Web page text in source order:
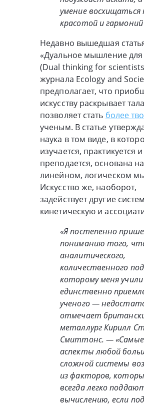
умение восхищаться
красотой и
Недавно вышедшая
«Дуальное мышление для
(Dual thinking for
журнала Ecology and
предполагает, что
искусству раскрывает
позволяет стать более
ученым. В статье
наука в том виде, в
изучается, практикуется и
преподается, основана
линейном, логическом
Искусство же, наоборот,
задействует другие
кинетическую и
«Я постепенно
пониманию того,
аналитического,
количественного
которому меня учили
единственно
ученого —
отмечает
металлург Кирилл
Смиттонс. —
аспекты любой
сложной системы
из факторов,
всегда легко
вычислению, если